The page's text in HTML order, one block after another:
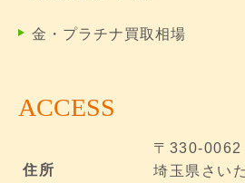
金・プラチナ買取相場
ACCESS
住所
〒330-0062
埼玉県さい